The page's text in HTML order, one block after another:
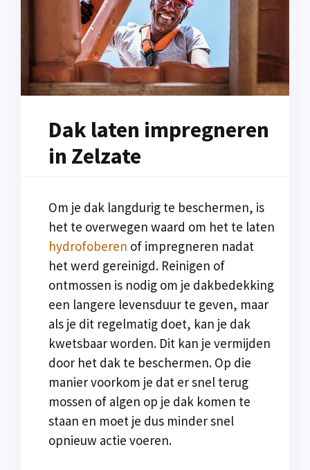
Dak laten impregneren
in Zelzate
Om je dak langdurig te beschermen, is
het te overwegen waard om het te laten
hydrofoberen of impregneren nadat
het werd gereinigd. Reinigen of
ontmossen is nodig om je dakbedekking
een langere levensduur te geven, maar
als je dit regelmatig doet, kan je dak
kwetsbaar worden. Dit kan je vermijden
door het dak te beschermen. Op die
manier voorkom je dat er snel terug
mossen of algen op je dak komen te
staan en moet je dus minder snel
opnieuw actie voeren.